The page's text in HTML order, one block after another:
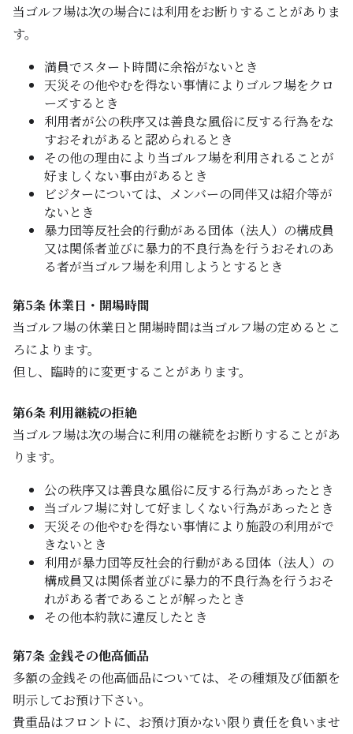
Facebook
YouTube Instagram
当ゴルフ場は次の場合には利用をお断りすることがありま
す。
満員でスタート時間に余裕がないとき
天災その他やむを得ない事情によりゴルフ場をクロ
ーズするとき
利用者が公の秩序又は善良な風俗に反する行為をな
すおそれがあると認められるとき
その他の理由により当ゴルフ場を利用されることが
好ましくない事由があるとき
ビジターについては、メンバーの同伴又は紹介等が
ないとき
暴力団等反社会的行動がある団体（法人）の構成員
又は関係者並びに暴力的不良行為を行うおそれのあ
る者が当ゴルフ場を利用しようとするとき
第5条 休業日・開場時間
当ゴルフ場の休業日と開場時間は当ゴルフ場の定めるとこ
ろによります。
但し、臨時的に変更することがあります。
第6条 利用継続の拒絶
当ゴルフ場は次の場合に利用の継続をお断りすることがあ
ります。
公の秩序又は善良な風俗に反する行為があったとき
当ゴルフ場に対して好ましくない行為があったとき
天災その他やむを得ない事情により施設の利用がで
きないとき
利用が暴力団等反社会的行動がある団体（法人）の
構成員又は関係者並びに暴力的不良行為を行うおそ
れがある者であることが解ったとき
その他本約款に違反したとき
第7条 金銭その他高価品
多額の金銭その他高価品については、その種類及び価額を
明示してお預け下さい。
貴重品はフロントに、お預け頂かない限り責任を負いませ